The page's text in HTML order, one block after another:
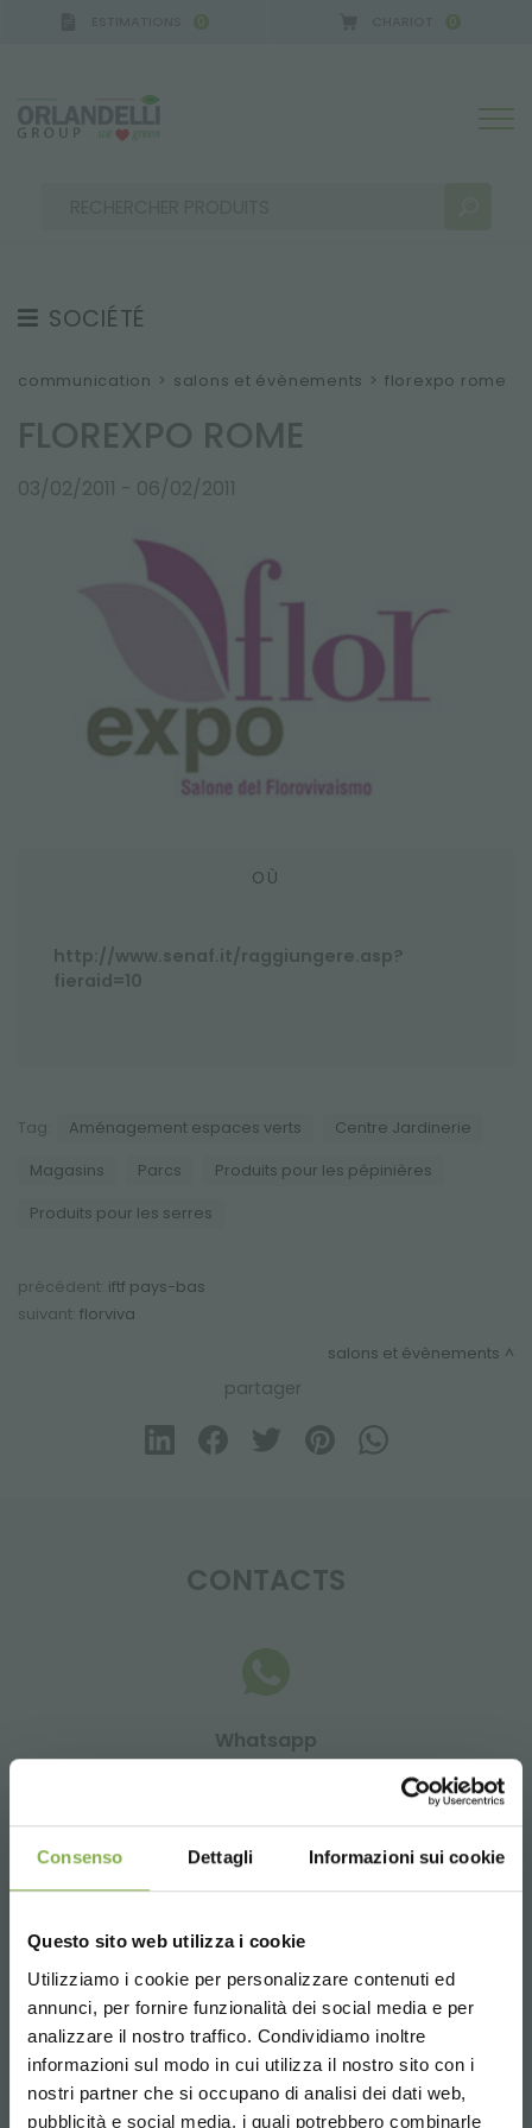
Consenso Dettagli Informazioni sui cookie
Questo sito web utilizza i cookie
Utilizziamo i cookie per personalizzare contenuti ed
annunci, per fornire funzionalità dei social media e per
analizzare il nostro traffico. Condividiamo inoltre
informazioni sul modo in cui utilizza il nostro sito con i
nostri partner che si occupano di analisi dei dati web,
pubblicità e social media, i quali potrebbero combinarle
0 0
PLUS DE RÉSULTATS POUR VOUS:
SOCIÉTÉ
À PROPOS DE NOUS
SOUTENABILITÉ
SALONS ET ÉVÈNEMENTS
communication > salons et évènements > florexpo rome
FLOREXPO ROME
03/02/2011 - 06/02/2011
OÙ
http://www.senaf.it/raggiungere.asp?
fieraid=10
Tag: Aménagement espaces verts Centre Jardinerie
Magasins Parcs Produits pour les pépinières
Produits pour les serres
précédent: iftf pays-bas
suivant: florviva
salons et évènements
partager
CONTACTS
Whatsapp
Email
Informations requises
info@orlandelli.it